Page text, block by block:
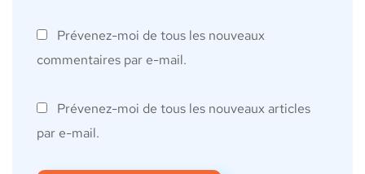
Prévenez-moi de tous les nouveaux
commentaires par e-mail.
Prévenez-moi de tous les nouveaux articles
par e-mail.